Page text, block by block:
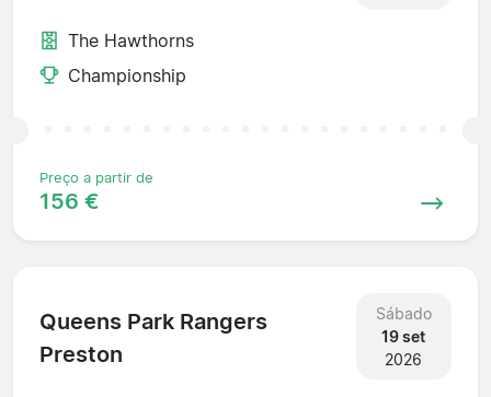
The Hawthorns
Championship
Preço a partir de
156 €
Queens Park Rangers
Preston
Sábado
19 set
2026